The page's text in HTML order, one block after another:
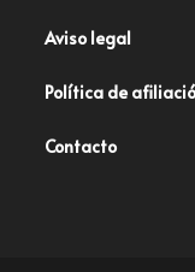
Aviso legal
Política de
Contacto